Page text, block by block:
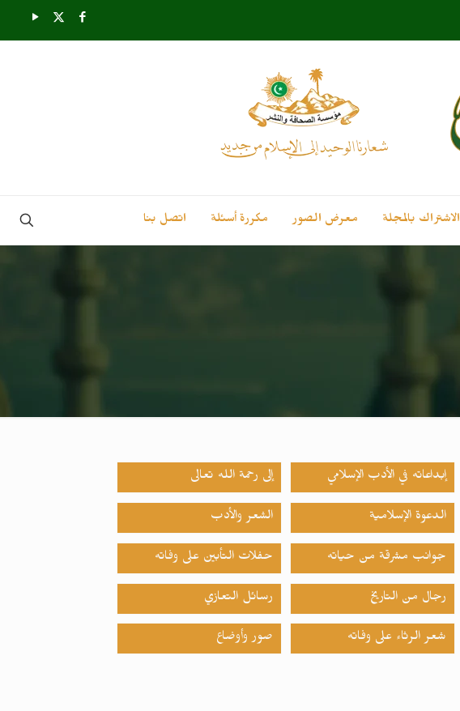
الاشتراك بالمجلة معرض الصور مكررة أسئلة اتصل بنا
إبداعاته في الأدب الإسلامي إلى رحمة الله تعالى
الدعوة الإسلامية الشعر والأدب
جوانب مشرقة من حياته حفلات التأبين على وفاته
رجال من التاريخ رسائل التعازي
شعر الرثاء على وفاته صور وأوضاع